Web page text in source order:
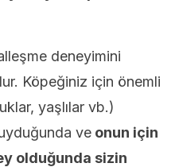
deneyimini
Köpeğiniz için önemli
yaşlılar vb.)
ve onun için
olduğunda sizin